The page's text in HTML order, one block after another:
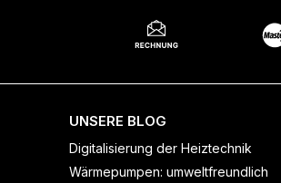
UNSERE BLOG
Digitalisierung der Heiztechnik
Wärmepumpen: umweltfreundlich